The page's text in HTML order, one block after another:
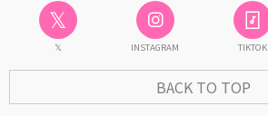
𝕏
𝕏 INSTAGRAM TIKTOK
BACK TO TOP